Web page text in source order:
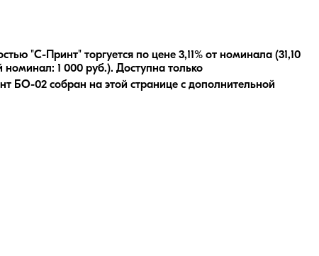
"С-Принт" торгуется по цене 3,11% от номинала (31,10
номинал: 1 000 руб.). Доступна только
БО-02 собран на этой странице с дополнительной